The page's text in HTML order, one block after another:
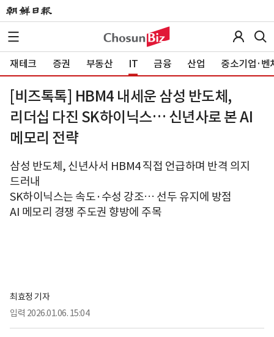
재테크 증권 부동산 IT 금융 산업 중소기업·벤
[비즈톡톡] HBM4 내세운 삼성 반도체,
리더십 다진 SK하이닉스… 신년사로 본 AI
메모리 전략
삼성 반도체, 신년사서 HBM4 직접 언급하며 반격 의지
드러내
SK하이닉스는 속도·수성 강조… 선두 유지에 방점
AI 메모리 경쟁 주도권 향방에 주목
최효정 기자
입력 2026.01.06. 15:04